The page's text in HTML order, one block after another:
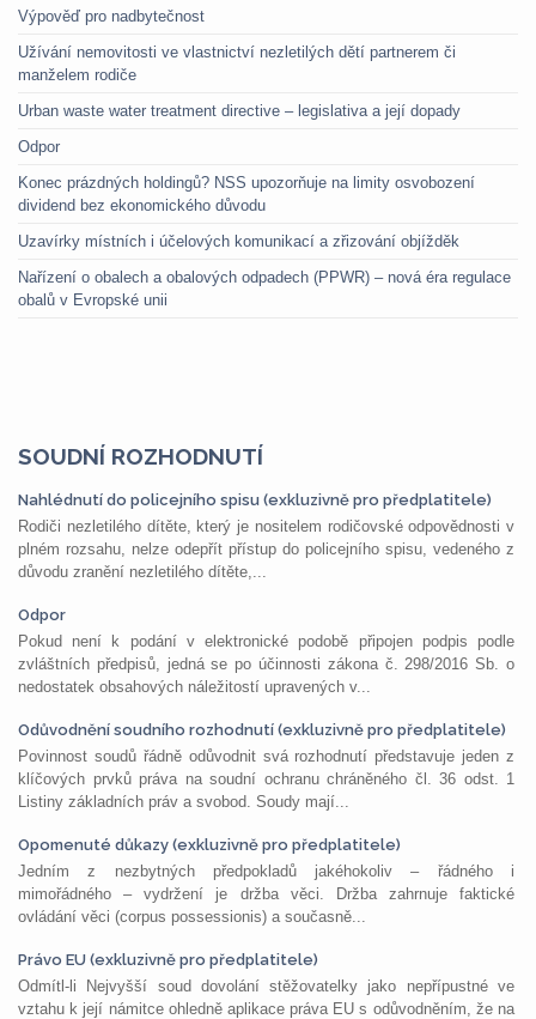
Výpověď pro nadbytečnost
Užívání nemovitosti ve vlastnictví nezletilých dětí partnerem či
manželem rodiče
Urban waste water treatment directive – legislativa a její dopady
Odpor
Konec prázdných holdingů? NSS upozorňuje na limity osvobození
dividend bez ekonomického důvodu
Uzavírky místních i účelových komunikací a zřizování objížděk
Nařízení o obalech a obalových odpadech (PPWR) – nová éra regulace
obalů v Evropské unii
SOUDNÍ ROZHODNUTÍ
Nahlédnutí do policejního spisu (exkluzivně pro předplatitele)
Rodiči nezletilého dítěte, který je nositelem rodičovské odpovědnosti v
plném rozsahu, nelze odepřít přístup do policejního spisu, vedeného z
důvodu zranění nezletilého dítěte,...
Odpor
Pokud není k podání v elektronické podobě připojen podpis podle
zvláštních předpisů, jedná se po účinnosti zákona č. 298/2016 Sb. o
nedostatek obsahových náležitostí upravených v...
Odůvodnění soudního rozhodnutí (exkluzivně pro předplatitele)
Povinnost soudů řádně odůvodnit svá rozhodnutí představuje jeden z
klíčových prvků práva na soudní ochranu chráněného čl. 36 odst. 1
Listiny základních práv a svobod. Soudy mají...
Opomenuté důkazy (exkluzivně pro předplatitele)
Jedním z nezbytných předpokladů jakéhokoliv – řádného i
mimořádného – vydržení je držba věci. Držba zahrnuje faktické
ovládání věci (corpus possessionis) a současně...
Právo EU (exkluzivně pro předplatitele)
Odmítl-li Nejvyšší soud dovolání stěžovatelky jako nepřípustné ve
vztahu k její námitce ohledně aplikace práva EU s odůvodněním, že na